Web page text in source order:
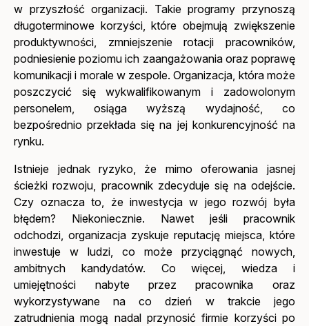
w przyszłość organizacji. Takie programy przynoszą
długoterminowe korzyści, które obejmują zwiększenie
produktywności, zmniejszenie rotacji pracowników,
podniesienie poziomu ich zaangażowania oraz poprawę
komunikacji i morale w zespole. Organizacja, która może
poszczycić się wykwalifikowanym i zadowolonym
personelem, osiąga wyższą wydajność, co
bezpośrednio przekłada się na jej konkurencyjność na
rynku.
Istnieje jednak ryzyko, że mimo oferowania jasnej
ścieżki rozwoju, pracownik zdecyduje się na odejście.
Czy oznacza to, że inwestycja w jego rozwój była
błędem? Niekoniecznie. Nawet jeśli pracownik
odchodzi, organizacja zyskuje reputację miejsca, które
inwestuje w ludzi, co może przyciągnąć nowych,
ambitnych kandydatów. Co więcej, wiedza i
umiejętności nabyte przez pracownika oraz
wykorzystywane na co dzień w trakcie jego
zatrudnienia mogą nadal przynosić firmie korzyści po